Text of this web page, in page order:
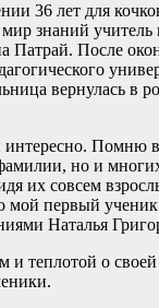
36 лет для
знаний учитель
Патрай. После
вернулась в
Помню
но и
их совсем
мой первый
Наталья
и теплотой о